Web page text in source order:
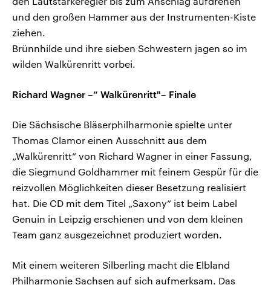
und den großen Hammer aus der Instrumenten-Kiste
ziehen.
Brünnhilde und ihre sieben Schwestern jagen so im
wilden Walkürenritt vorbei.
Richard Wagner –“ Walkürenritt"– Finale
Die Sächsische Bläserphilharmonie spielte unter
Thomas Clamor einen Ausschnitt aus dem
„Walkürenritt“ von Richard Wagner in einer Fassung,
die Siegmund Goldhammer mit feinem Gespür für die
reizvollen Möglichkeiten dieser Besetzung realisiert
hat. Die CD mit dem Titel „Saxony“ ist beim Label
Genuin in Leipzig erschienen und von dem kleinen
Team ganz ausgezeichnet produziert worden.
Mit einem weiteren Silberling macht die Elbland
Philharmonie Sachsen auf sich aufmerksam. Das